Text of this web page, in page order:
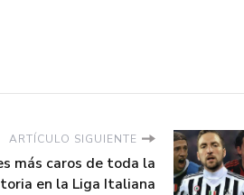
ARTÍCULO SIGUIENTE
más caros de toda la
en la Liga Italiana